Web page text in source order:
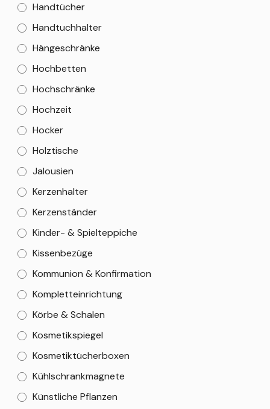
Handtücher
Handtuchhalter
Hängeschränke
Hochbetten
Hochschränke
Hochzeit
Hocker
Holztische
Jalousien
Kerzenhalter
Kerzenständer
Kinder- & Spielteppiche
Kissenbezüge
Kommunion & Konfirmation
Kompletteinrichtung
Körbe & Schalen
Kosmetikspiegel
Kosmetiktücherboxen
Kühlschrankmagnete
Künstliche Pflanzen